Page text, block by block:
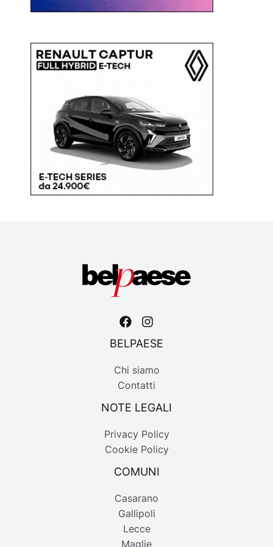
BELPAESE
Chi siamo
Contatti
NOTE LEGALI
Privacy Policy
Cookie Policy
COMUNI
Casarano
Gallipoli
Lecce
Maglie